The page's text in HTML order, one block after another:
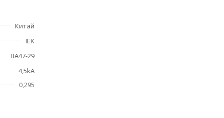
Китай
IEK
ВА47-29
4,5kA
0,295